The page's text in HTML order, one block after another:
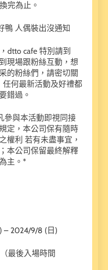
完為止。
鴨 人偶裝出沒通知
cafe 特別請到
現場跟粉絲互動，想
的粉絲們，請密切關
任何最新活動及好禮都
錯過。
參與本活動即視同接
定，本公司保有隨時
權利 若有未盡事宜，
本公司保留最終解釋
主。*
– 2024/9/8 (日)
最後入場時間